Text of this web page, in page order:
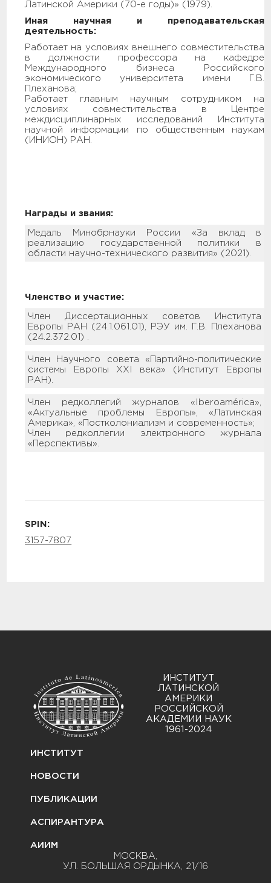
Латинской Америки (70-е годы)» (1979).
Иная научная и преподавательская
деятельность:
Работает на условиях внешнего совместительства
в должности профессора на кафедре
Международного бизнеса Российского
экономического университета имени Г.В.
Плеханова;
Работает главным научным сотрудником на
условиях совместительства в Центре
междисциплинарных исследований Института
научной информации по общественным наукам
(ИНИОН) РАН.
Награды и звания:
Медаль Минобрнауки России «За вклад в
реализацию государственной политики в
области научно-технического развития» (2021).
Членство и участие:
Член Диссертационных советов Института
Европы РАН (24.1.061.01), РЭУ им. Г.В. Плеханова
(24.2.372.01) .
Член Научного совета «Партийно-политические
системы Европы XXI века» (Институт Европы
РАН).
Член редколлегий журналов «Iberoamérica»,
«Актуальные проблемы Европы», «Латинская
Америка», «Постколониализм и современность»;
Член редколлегии электронного журнала
«Перспективы».
SPIN:
3157-7807
ИНСТИТУТ
ЛАТИНСКОЙ
АМЕРИКИ
РОССИЙСКОЙ
АКАДЕМИИ НАУК
1961-2024
ИНСТИТУТ
НОВОСТИ
ПУБЛИКАЦИИ
АСПИРАНТУРА
АИИМ
МОСКВА,
УЛ. БОЛЬШАЯ ОРДЫНКА, 21/16